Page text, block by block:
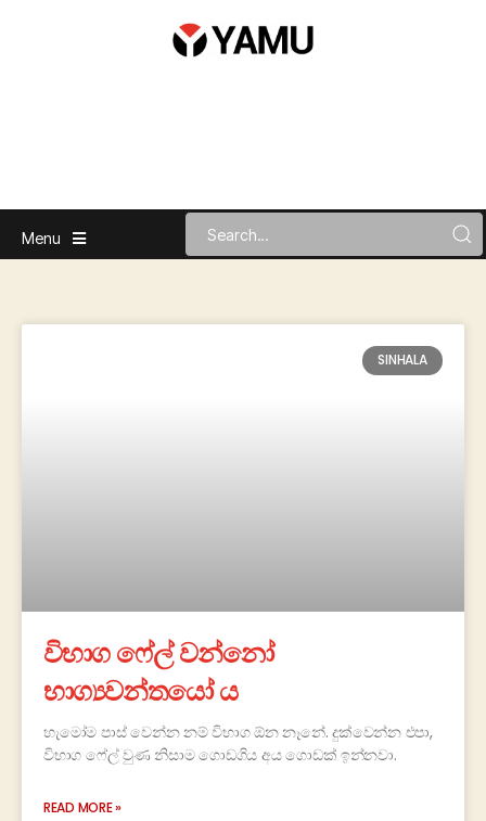
Menu
SINHALA
විභාග ෆේල් වන්නෝ
භාග්‍යවන්තයෝ ය
හැමෝම පාස් වෙන්න නම් විභාග ඕන නෑනේ. දුක්වෙන්න එපා,
විභාග ෆේල් වුණ නිසාම ගොඩගිය අය ගොඩක් ඉන්නවා.
READ MORE »